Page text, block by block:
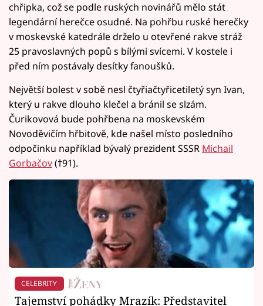
chřipka, což se podle ruských novinářů mělo stát
legendární herečce osudné. Na pohřbu ruské herečky
v moskevské katedrále drželo u otevřené rakve stráž
25 pravoslavných popů s bílými svícemi. V kostele i
před ním postávaly desítky fanoušků.
Největší bolest v sobě nesl čtyřiačtyřicetiletý syn Ivan,
který u rakve dlouho klečel a bránil se slzám.
Čurikovová bude pohřbena na moskevském
Novoděvičím hřbitově, kde našel místo posledního
odpočinku například bývalý prezident SSSR Michail
Gorbačov(†91).
CELEBRITY
Tajemství pohádky Mrazík: Představitel